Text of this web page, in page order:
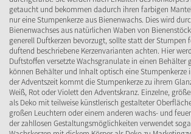
getaucht und bekommen dadurch ihren farbigen
nur eine Stumpenkerze aus Bienenwachs. Dies wird
Bienenwachses aus natürlichen Waben von
generell Duftkerzen bevorzugt, sollte statt der Stumpen
duftend beschriebene Kerzenvarianten achten. Hier
Duftstoffen versetzte Wachsgranulate in einen Behälter
können Behälter und Inhalt optisch eine Stumpenkerze
der Adventszeit kommt die Stumpenkerze zu ihrem
Weiß, Rot oder Violett den Adventskranz. Einzelne,
als Deko mit teilweise künstlerisch gestalteter
großen Leuchtern oder einem anderen wachs- und
der zahllosen Gestaltungsmöglichkeiten verwendet